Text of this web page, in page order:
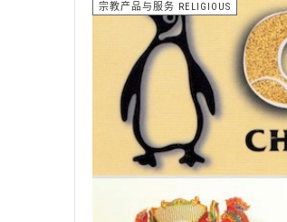
宗教产品与服务 RELIGIOUS